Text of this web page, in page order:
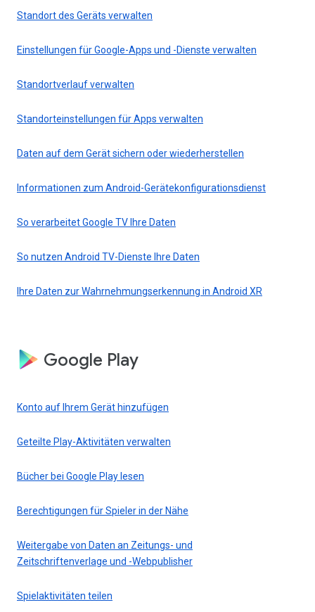
Standort des Geräts verwalten
Einstellungen für Google-Apps und -Dienste verwalten
Standortverlauf verwalten
Standorteinstellungen für Apps verwalten
Daten auf dem Gerät sichern oder wiederherstellen
Informationen zum Android-Gerätekonfigurationsdienst
So verarbeitet Google TV Ihre Daten
So nutzen Android TV-Dienste Ihre Daten
Ihre Daten zur Wahrnehmungserkennung in Android XR
Google Play
Konto auf Ihrem Gerät hinzufügen
Geteilte Play-Aktivitäten verwalten
Bücher bei Google Play lesen
Berechtigungen für Spieler in der Nähe
Weitergabe von Daten an Zeitungs- und
Zeitschriftenverlage und -Webpublisher
Spielaktivitäten teilen